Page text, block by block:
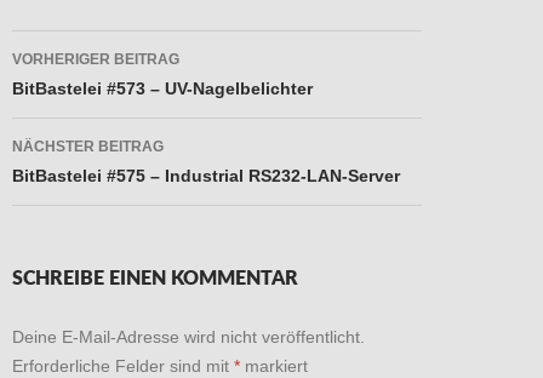
Beitragsnavigation
VORHERIGER BEITRAG
BitBastelei #573 – UV-Nagelbelichter
NÄCHSTER BEITRAG
BitBastelei #575 – Industrial RS232-LAN-Server
SCHREIBE EINEN KOMMENTAR
Deine E-Mail-Adresse wird nicht veröffentlicht.
Erforderliche Felder sind mit * markiert